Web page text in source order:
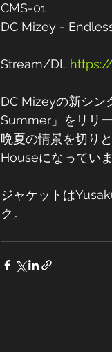
CMS-01
DC Mizey -
Stream/DL
DC Mizeyの新シン
Summer」をリリー
晩夏の情景を切り
Houseになっていま
ジャケットは
ク。